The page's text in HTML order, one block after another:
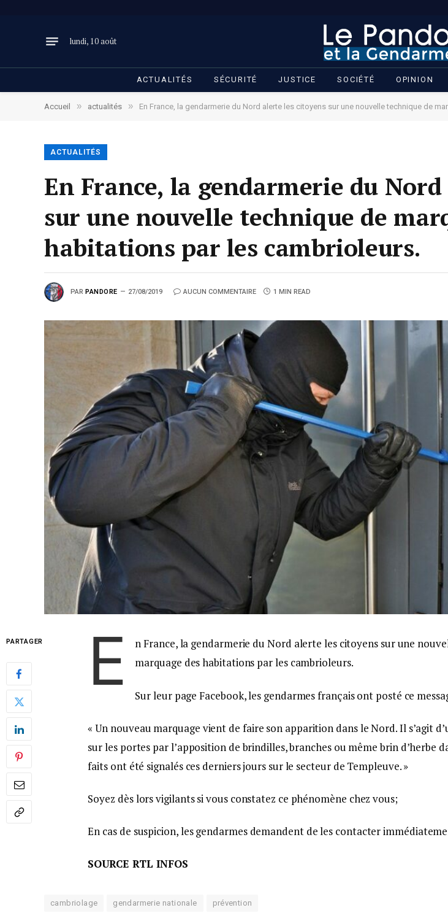
lundi, 10 août
ACTUALITÉS SÉCURITÉ JUSTICE SOCIÉTÉ OPINION
Accueil » actualités » En France, la gendarmerie du Nord alerte les citoyens sur une nouvelle technique de
ACTUALITÉS
En France, la gendarmerie du
sur une nouvelle technique de
habitations par les cambrioleurs.
PAR PANDORE 27/08/2019 AUCUN COMMENTAIRE 1 MIN READ
PARTAGER E
n France, la gendarmerie du Nord alerte les citoyens sur une
marquage des habitations par les cambrioleurs.
Sur leur page Facebook, les gendarmes français ont posté ce
« Un nouveau marquage vient de faire son apparition dans le Nord. Il s’agit
sur les portes par l’apposition de brindilles, branches ou même brin d’herbe
faits ont été signalés ces derniers jours sur le secteur de Templeuve. »
Soyez dès lors vigilants si vous constatez ce phénomène chez vous;
En cas de suspicion, les gendarmes demandent de les contacter
SOURCE RTL INFOS
cambriolage gendarmerie nationale prévention